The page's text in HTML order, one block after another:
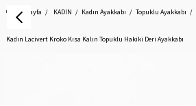
Anasayfa KADIN Kadın Ayakkabı Topuklu Ayakkabı
Kadın Lacivert Kroko Kısa Kalın Topuklu Hakiki Deri Ayakkabı